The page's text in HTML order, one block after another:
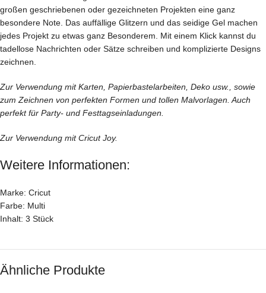
großen geschriebenen oder gezeichneten Projekten eine ganz
besondere Note. Das auffällige Glitzern und das seidige Gel machen
jedes Projekt zu etwas ganz Besonderem. Mit einem Klick kannst du
tadellose Nachrichten oder Sätze schreiben und komplizierte Designs
zeichnen.
Zur Verwendung mit Karten, Papierbastelarbeiten, Deko usw., sowie
zum Zeichnen von perfekten Formen und tollen Malvorlagen. Auch
perfekt für Party- und Festtagseinladungen.
Zur Verwendung mit Cricut Joy.
Weitere Informationen:
Marke: Cricut
Farbe: Multi
Inhalt: 3 Stück
Ähnliche Produkte